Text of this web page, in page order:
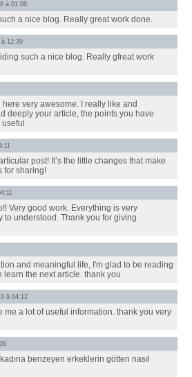
à 01:08
a nice blog. Really great work done.
à 12:39
such a nice blog. Really gfreat work
very awesome. I really like and
deeply your article, the points you have
post! It’s the little changes that make
for sharing!
Very good work. Everything is very
to understood. Thank you for giving
and meaningful life, I'm glad to be reading
the next article. thank you
à 04:12
me a lot of useful information. thank you very
benzeyen erkeklerin götten nasıl